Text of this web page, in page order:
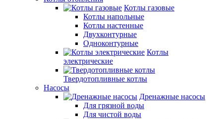
Котлы газовые
Котлы напольные
Котлы настенные
Двухконтурные
Одноконтурные
Котлы
электрические
Твердотопливные котлы
Насосы
Дренажные насосы
Для грязной воды
Для чистой воды